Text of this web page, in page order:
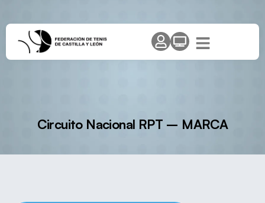
Circuito Nacional RPT – MARCA